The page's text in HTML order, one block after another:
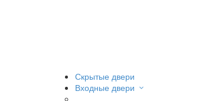
Скрытые двери
Входные двери